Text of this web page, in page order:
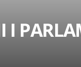
I